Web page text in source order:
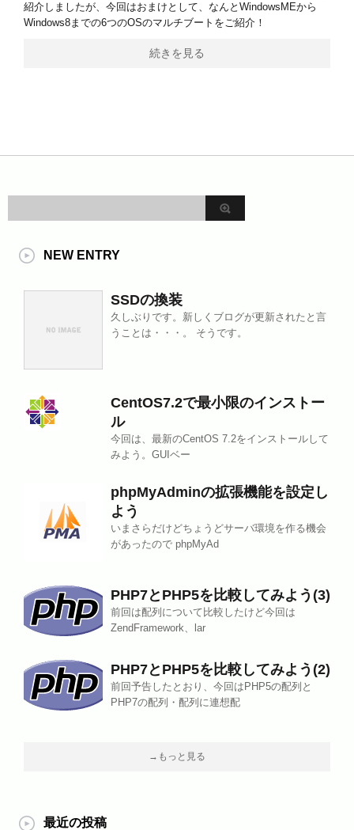
紹介しましたが、今回はおまけとして、なんとWindowsMEから
Windows8までの6つのOSのマルチブートをご紹介！
続きを見る
NEW ENTRY
SSDの換装
久しぶりです。新しくブログが更新されたと言
うことは・・・。 そうです。
CentOS7.2で最小限のインストー
ル
今回は、最新のCentOS 7.2をインストールして
みよう。GUIベー
phpMyAdminの拡張機能を設定し
よう
いまさらだけどちょうどサーバ環境を作る機会
があったので phpMyAd
PHP7とPHP5を比較してみよう(3)
前回は配列について比較したけど今回は
ZendFramework、lar
PHP7とPHP5を比較してみよう(2)
前回予告したとおり、今回はPHP5の配列と
PHP7の配列・配列に連想配
→もっと見る
最近の投稿